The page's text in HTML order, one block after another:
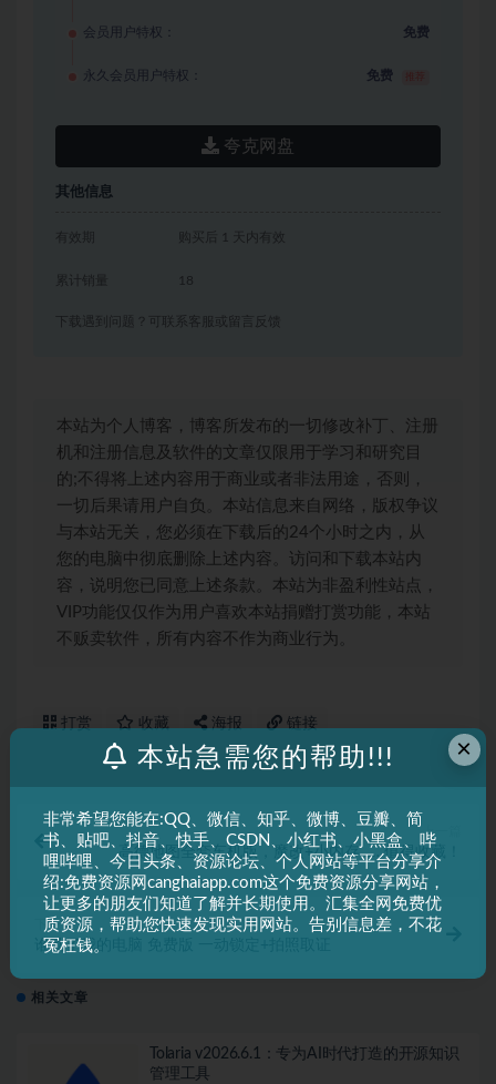
会员用户特权： 免费
永久会员用户特权： 免费
夸克网盘
其他信息
有效期 购买后 1 天内有效
累计销量 18
下载遇到问题？可联系客服或留言反馈
本站为个人博客，博客所发布的一切修改补丁、注册
机和注册信息及软件的文章仅限用于学习和研究目
的;不得将上述内容用于商业或者非法用途，否则，
一切后果请用户自负。本站信息来自网络，版权争议
与本站无关，您必须在下载后的24个小时之内，从
您的电脑中彻底删除上述内容。访问和下载本站内
容，说明您已同意上述条款。本站为非盈利性站点，
VIP功能仅仅作为用户喜欢本站捐赠打赏功能，本站
不贩卖软件，所有内容不作为商业行为。
打赏 收藏 海报 链接
上一篇
高德地图全套车机版，魔改+小内存……值得收藏！
下一篇
谁动了我的电脑 免费版 一动锁定+拍照取证
相关文章
Tolaria v2026.6.1：专为AI时代打造的开源知识
管理工具
×
本站急需您的帮助!!!
非常希望您能在:QQ、微信、知乎、微博、豆瓣、简
书、贴吧、抖音、快手、CSDN、小红书、小黑盒、哔
哩哔哩、今日头条、资源论坛、个人网站等平台分享介
绍:免费资源网canghaiapp.com这个免费资源分享网站，
让更多的朋友们知道了解并长期使用。汇集全网免费优
质资源，帮助您快速发现实用网站。告别信息差，不花
冤枉钱。